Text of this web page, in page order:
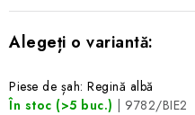
Piese de șah: Regină albă
În stoc (>5 buc.) | 9782/BIE2